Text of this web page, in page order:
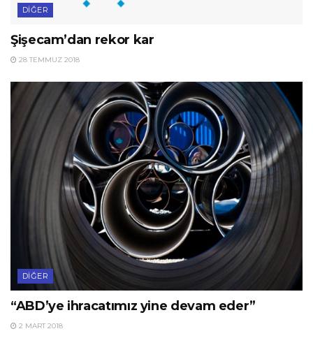
DIĞER
Şişecam’dan rekor kar
28 TEMMUZ 2018
DIĞER
“ABD’ye ihracatımız yine devam eder”
2 MART 2018